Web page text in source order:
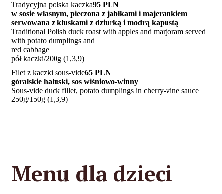
Tradycyjna polska kaczka95 PLN
w sosie własnym, pieczona z jabłkami i majerankiem
serwowana z kluskami z dziurką i modrą kapustą
Traditional Polish duck roast with apples and marjoram served
with potato dumplings and
red cabbage
pół kaczki/200g (1,3,9)
Filet z kaczki sous-vide65 PLN
góralskie haluski, sos wiśniowo-winny
Sous-vide duck fillet, potato dumplings in cherry-vine sauce
250g/150g (1,3,9)
Menu dla dzieci